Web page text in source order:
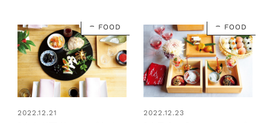
FOOD
2022.12.21
FOOD
2022.12.23